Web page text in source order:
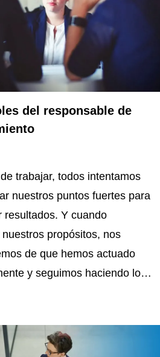
del responsable de
trabajar, todos intentamos
nuestros puntos fuertes para
resultados. Y cuando
propósitos, nos
de que hemos actuado
y seguimos haciendo lo…